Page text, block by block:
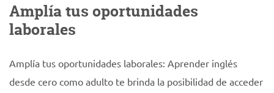
Amplía tus oportunidades
laborales
Amplía tus oportunidades laborales: Aprender inglés
desde cero como adulto te brinda la posibilidad de acceder